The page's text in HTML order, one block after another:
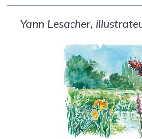
Yann Lesacher,